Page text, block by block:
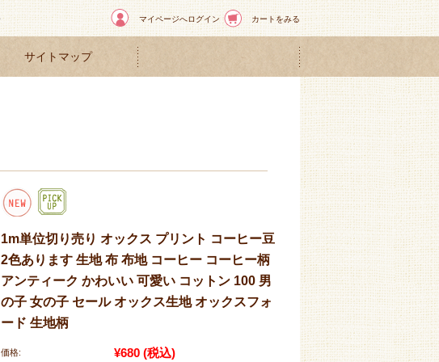
マイページへログイン カートをみる
サイトマップ
1m単位切り売り オックス プリント コーヒー豆
2色あります 生地 布 布地 コーヒー コーヒー柄
アンティーク かわいい 可愛い コットン 100 男
の子 女の子 セール オックス生地 オックスフォ
ード 生地柄
価格: ¥680 (税込)